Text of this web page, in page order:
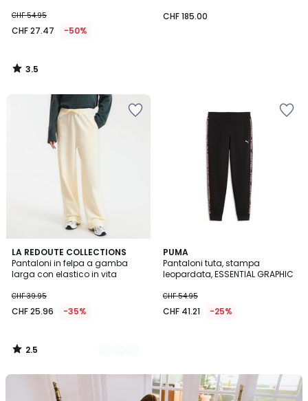
CHF 54.95
CHF 27.47 -50%
3.5
/
CHF 185.00
LA REDOUTE COLLECTIONS
Pantaloni in felpa a gamba
larga con elastico in vita
CHF 39.95
CHF 25.96 -35%
2.5
/ 5
2
Colori
2.5
/
Il
PUMA
Pantaloni tuta, stampa
leopardata, ESSENTIAL GRAPHIC
CHF 54.95
CHF 41.21 -25%